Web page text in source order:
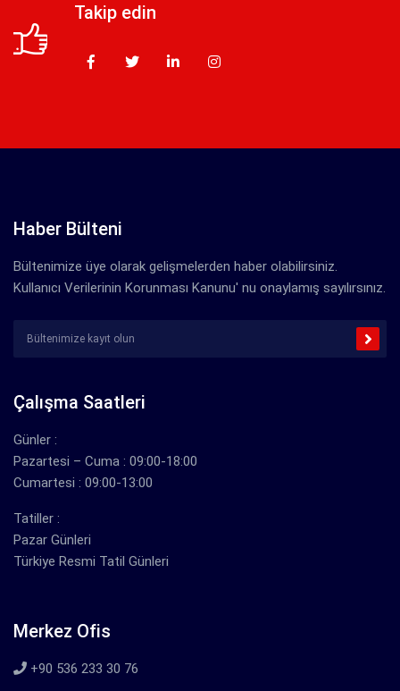
Takip edin
Haber Bülteni
Bültenimize üye olarak gelişmelerden haber olabilirsiniz.
Kullanıcı Verilerinin Korunması Kanunu' nu onaylamış sayılırsınız.
Çalışma Saatleri
Günler :
Pazartesi – Cuma : 09:00-18:00
Cumartesi : 09:00-13:00
Tatiller :
Pazar Günleri
Türkiye Resmi Tatil Günleri
Merkez Ofis
+90 536 233 30 76